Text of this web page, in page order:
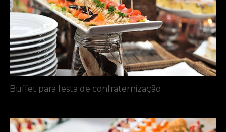
Buffet para festa de confraternização